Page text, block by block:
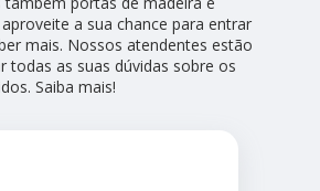
a sua chance para entrar
mais. Nossos atendentes estão
todas as suas dúvidas sobre os
Saiba mais!